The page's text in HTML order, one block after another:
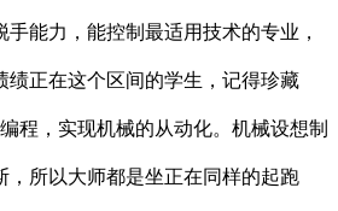
能力，能控制最适用技术的专业，
绩正在这个区间的学生，记得珍藏
程，实现机械的从动化。机械设想制
，所以大师都是坐正在同样的起跑